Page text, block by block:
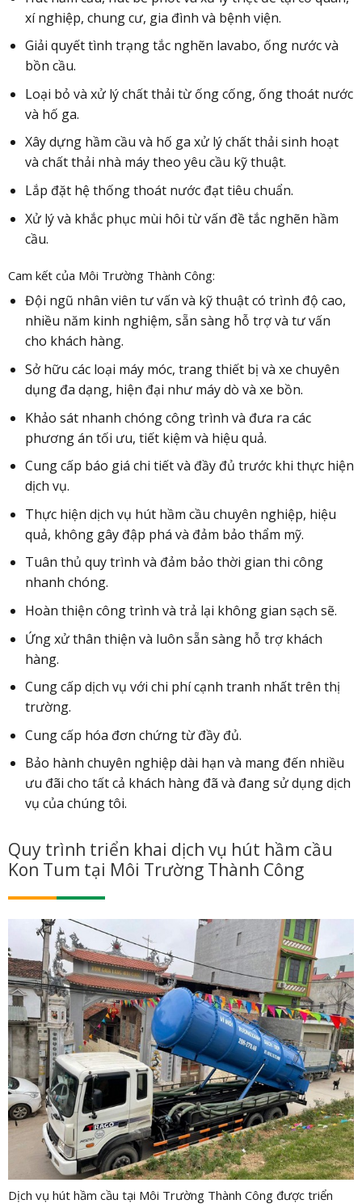
xí nghiệp, chung cư, gia đình và bệnh viện.
Giải quyết tình trạng tắc nghẽn lavabo, ống nước và
bồn cầu.
Loại bỏ và xử lý chất thải từ ống cống, ống thoát nước
và hố ga.
Xây dựng hầm cầu và hố ga xử lý chất thải sinh hoạt
và chất thải nhà máy theo yêu cầu kỹ thuật.
Lắp đặt hệ thống thoát nước đạt tiêu chuẩn.
Xử lý và khắc phục mùi hôi từ vấn đề tắc nghẽn hầm
cầu.
Cam kết của Môi Trường Thành Công:
Đội ngũ nhân viên tư vấn và kỹ thuật có trình độ cao,
nhiều năm kinh nghiệm, sẵn sàng hỗ trợ và tư vấn
cho khách hàng.
Sở hữu các loại máy móc, trang thiết bị và xe chuyên
dụng đa dạng, hiện đại như máy dò và xe bồn.
Khảo sát nhanh chóng công trình và đưa ra các
phương án tối ưu, tiết kiệm và hiệu quả.
Cung cấp báo giá chi tiết và đầy đủ trước khi thực hiện
dịch vụ.
Thực hiện dịch vụ hút hầm cầu chuyên nghiệp, hiệu
quả, không gây đập phá và đảm bảo thẩm mỹ.
Tuân thủ quy trình và đảm bảo thời gian thi công
nhanh chóng.
Hoàn thiện công trình và trả lại không gian sạch sẽ.
Ứng xử thân thiện và luôn sẵn sàng hỗ trợ khách
hàng.
Cung cấp dịch vụ với chi phí cạnh tranh nhất trên thị
trường.
Cung cấp hóa đơn chứng từ đầy đủ.
Bảo hành chuyên nghiệp dài hạn và mang đến nhiều
ưu đãi cho tất cả khách hàng đã và đang sử dụng dịch
vụ của chúng tôi.
Quy trình triển khai dịch vụ hút hầm cầu
Kon Tum tại Môi Trường Thành Công
Dịch vụ hút hầm cầu tại Môi Trường Thành Công được triển